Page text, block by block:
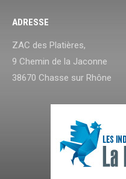
ADRESSE
ZAC des Platières,
9 Chemin de la Jaconne
38670 Chasse sur Rhône